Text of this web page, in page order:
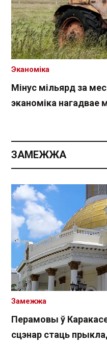
Мінус мільярд за
эканоміка нагадвае
Эканоміка
ЗАМЕЖЖА
Перамовы ў
сцэнар стаць
Замежжа